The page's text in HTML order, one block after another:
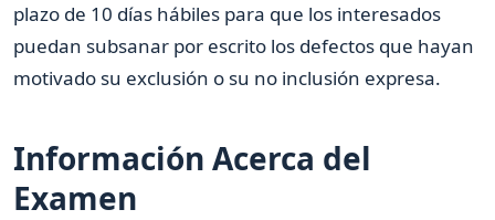
plazo de 10 días hábiles para que los interesados
puedan subsanar por escrito los defectos que hayan
motivado su exclusión o su no inclusión expresa.
Información Acerca del
Examen